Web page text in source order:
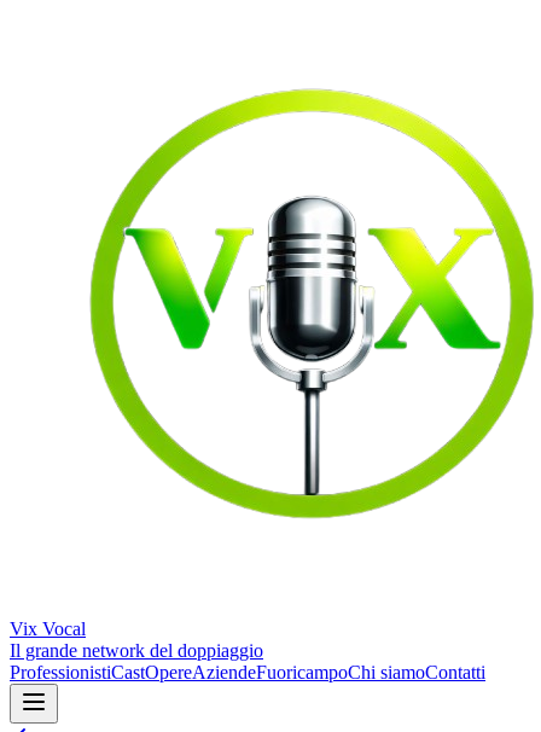
Vix Vocal
Il grande network del doppiaggio
ProfessionistiCastOpereAziendeFuoricampoChi siamoContatti